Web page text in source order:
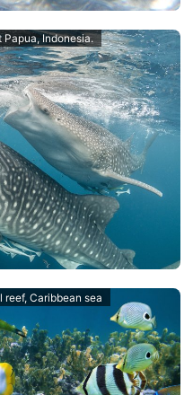
Papua, Indonesia.
Caribbean sea